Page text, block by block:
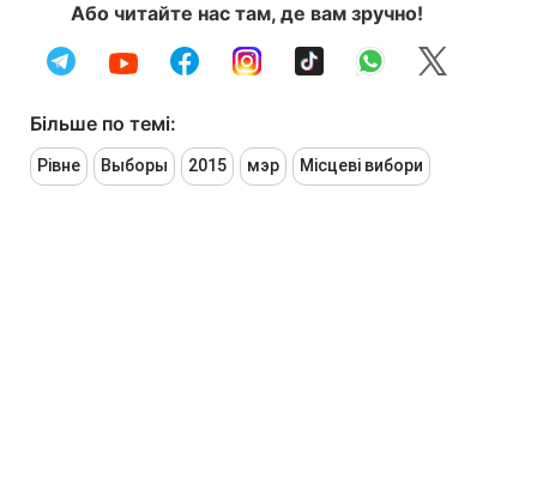
Або читайте нас там, де вам зручно!
Більше по темі:
Рівне Выборы 2015 мэр Місцеві вибори